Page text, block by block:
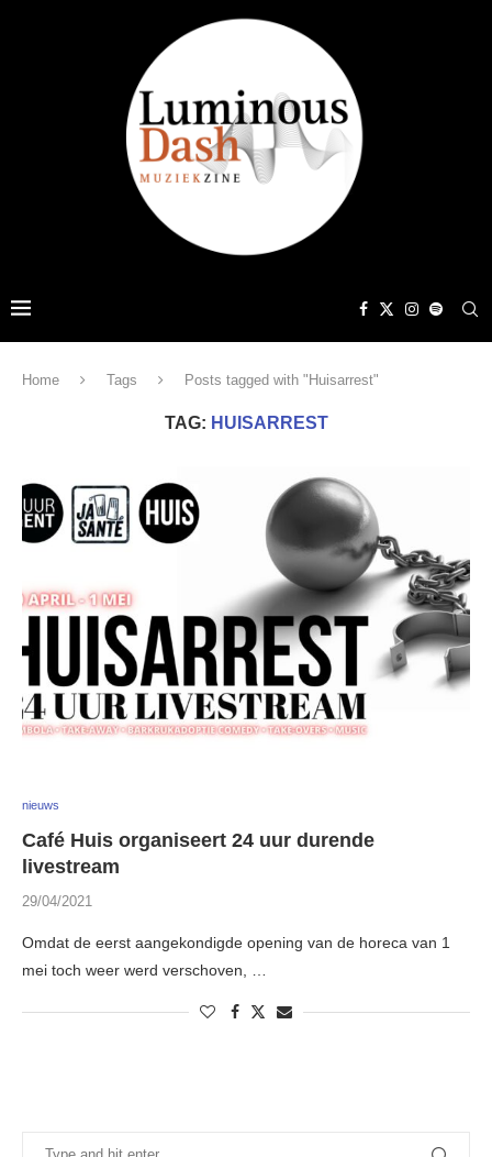
Home Tags Posts tagged with "Huisarrest"
TAG: HUISARREST
nieuws
Café Huis organiseert 24 uur durende
livestream
29/04/2021
Omdat de eerst aangekondigde opening van de horeca van 1
mei toch weer werd verschoven, …